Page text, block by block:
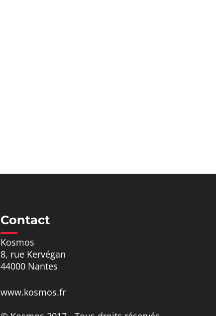
Contact
Kosmos
8, rue Kervégan
44000 Nantes
www.kosmos.fr